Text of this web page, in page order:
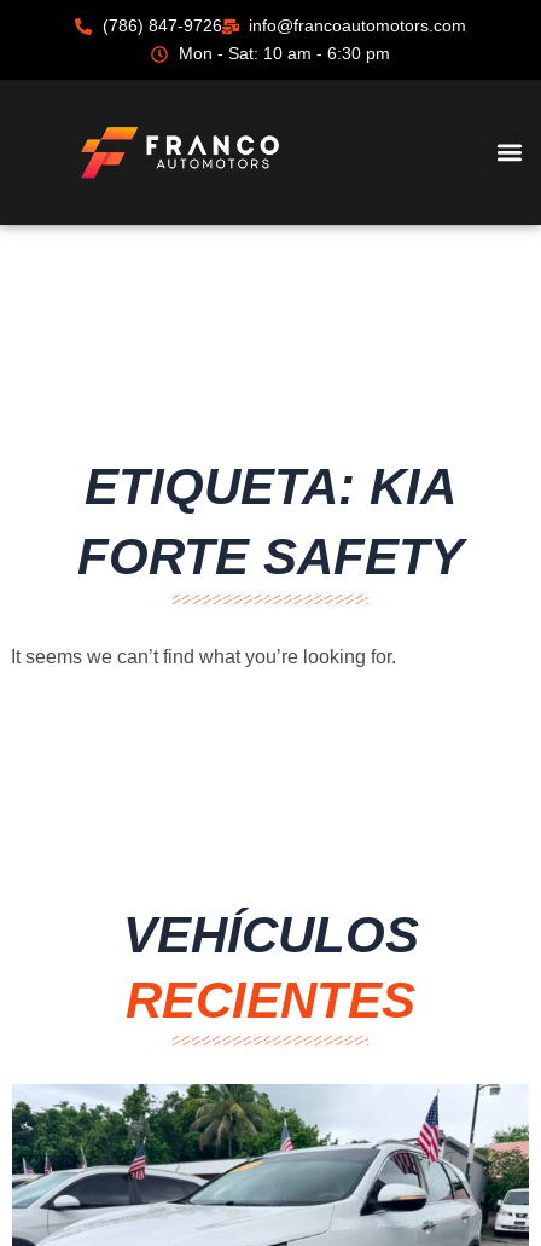
contenido
(786) 847-9726
info@francoautomotors.com
Mon - Sat: 10 am - 6:30 pm
ETIQUETA: KIA
FORTE SAFETY
It seems we can’t find what you’re looking for.
VEHÍCULOS
RECIENTES